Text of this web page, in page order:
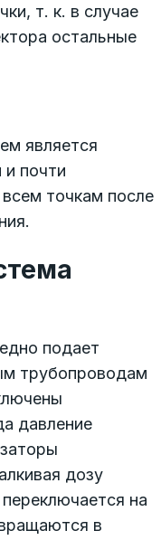
т. к. в случае
остальные
является
и почти
точкам после
подает
трубопроводам
давление
дозу
на
в